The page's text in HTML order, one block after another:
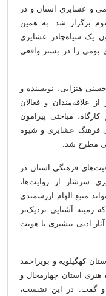
و عشایری استان و در
برگزار شد. به همین
یک سیاه‌چادر عشایری
بومی را در بستر واقعی
هنزایی، نویسنده و
برگزار شد، ۲۰ نفر از علاقه‌مندان و فعالان
مباحثی پیرامون
فرهنگ عشایری و شیوه
مطرح شد.
فرهنگی استان در
سرشار از روایت‌ها،
منبع الهام ارزشمندی
زمینه آشنایی نزدیک‌تر
ادبی بیشتری با هویت
کهگیلویه و بویراحمد
استان چهارمحال و
و گفت: در این نشست،